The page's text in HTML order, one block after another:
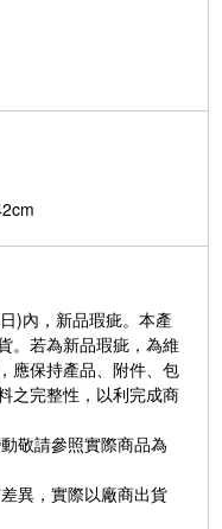
)內，新品瑕疵。本產
。若為新品瑕疵，為維
應保持產品、附件、包
之完整性，以利完成商
敬請參照實際商品為
異，實際以廠商出貨